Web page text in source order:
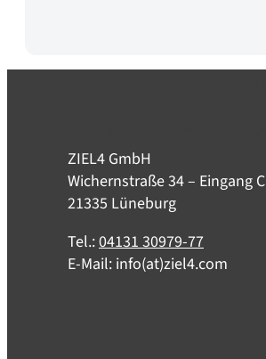
Werkstudentin B. Sc.
ZIEL4 GmbH
Wichernstraße 34 – Eingang C
21335 Lüneburg
Tel.:04131 30979-77
E-Mail: info(at)ziel4.com